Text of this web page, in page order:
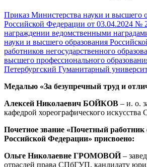
Приказ Министерства науки и высшего
Российской Федерации от 03.04.2024 №
награждении ведомственными
науки и высшего образования
работников негосударственного
высшего профессионального
Петербургский Гуманитарный
Медалью «За безупречный труд и
Алексей Николаевич БОЙКОВ – и. о.
кафедрой хореографического
Почетное звание «Почетный
Российской Федерации» присвоено:
Ольге Николаевне ГРОМОВОЙ–
отраслей права СПбГУП, кандидату